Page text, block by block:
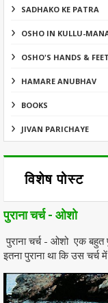
SADHAKO KE PATRA
OSHO IN KULLU-
OSHO'S HANDS &
HAMARE ANUBHAV
BOOKS
JIVAN PARICHAYE
विशेष पोस्ट
पुराना चर्च - ओशो
पुराना चर्च - ओशो एक बहुत
इतना पुराना था कि उस चर्च